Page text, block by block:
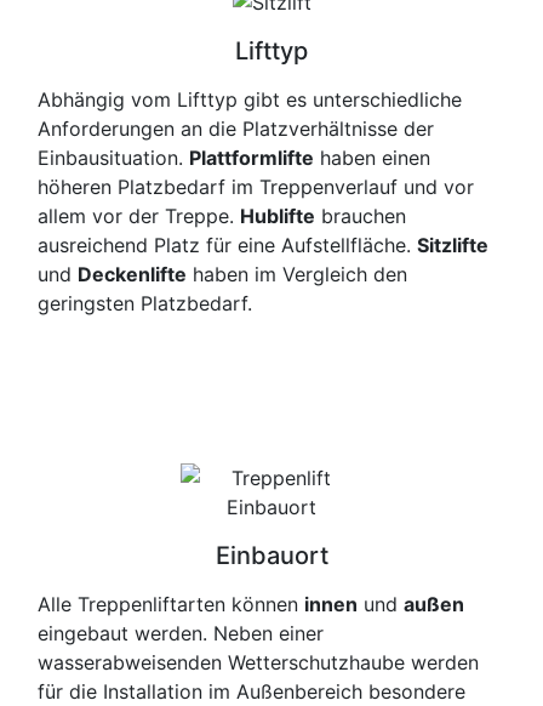
Lifttyp
Abhängig vom Lifttyp gibt es unterschiedliche
Anforderungen an die Platzverhältnisse der
Einbausituation. Plattformlifte haben einen
höheren Platzbedarf im Treppenverlauf und vor
allem vor der Treppe. Hublifte brauchen
ausreichend Platz für eine Aufstellfläche. Sitzlifte
und Deckenlifte haben im Vergleich den
geringsten Platzbedarf.
Einbauort
Alle Treppenliftarten können innen und außen
eingebaut werden. Neben einer
wasserabweisenden Wetterschutzhaube werden
für die Installation im Außenbereich besondere